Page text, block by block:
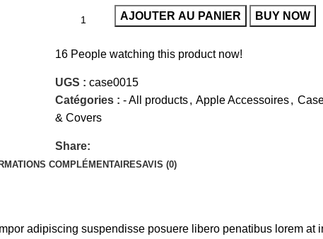
AJOUTER AU PANIER BUY NOW
16 People watching this product now!
UGS : case0015
Catégories : - All products, Apple Accessoires,
& Covers
Share:
COMPLÉMENTAIRESAVIS (0)
adipiscing suspendisse posuere libero penatibus lorem at